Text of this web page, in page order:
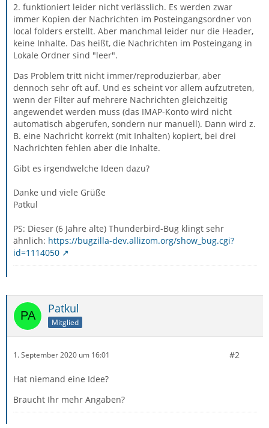
2. funktioniert leider nicht verlässlich. Es werden zwar
immer Kopien der Nachrichten im Posteingangsordner von
local folders erstellt. Aber manchmal leider nur die Header,
keine Inhalte. Das heißt, die Nachrichten im Posteingang in
Lokale Ordner sind "leer".
Das Problem tritt nicht immer/reproduzierbar, aber
dennoch sehr oft auf. Und es scheint vor allem aufzutreten,
wenn der Filter auf mehrere Nachrichten gleichzeitig
angewendet werden muss (das IMAP-Konto wird nicht
automatisch abgerufen, sondern nur manuell). Dann wird z.
B. eine Nachricht korrekt (mit Inhalten) kopiert, bei drei
Nachrichten fehlen aber die Inhalte.
Gibt es irgendwelche Ideen dazu?
Danke und viele Grüße
Patkul
PS: Dieser (6 Jahre alte) Thunderbird-Bug klingt sehr
ähnlich: https://bugzilla-dev.allizom.org/show_bug.cgi?
id=1114050
Patkul
Mitglied
1. September 2020 um 16:01 #2
Hat niemand eine Idee?
Braucht Ihr mehr Angaben?